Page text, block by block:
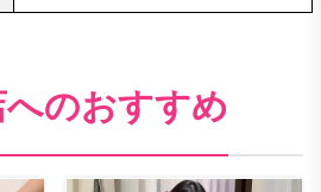
へのおすすめ